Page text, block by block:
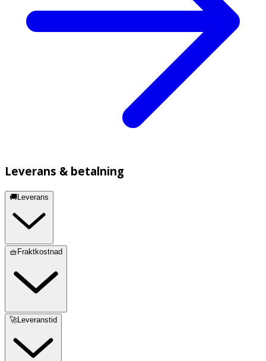
Leverans & betalning
🚚Leverans
🧺Fraktkostnad
🚀Leveranstid